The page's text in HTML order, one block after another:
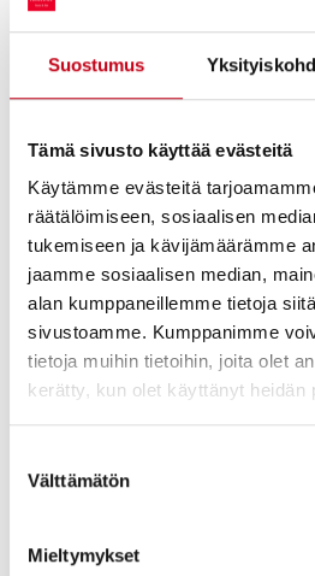
Suostumus
Tämä sivusto käyttää evästeitä
Käytämme evästeitä
räätälöimiseen, sosiaalisen
tukemiseen ja kävijämäärämme
jaamme sosiaalisen median,
alan kumppaneillemme tietoja
sivustoamme. Kumppanimme
tietoja muihin tietoihin, joita olet
kerätty, kun olet käyttänyt heidän
valinta
Välttämätön
Mieltymykset
Harvia on suunnitellut kolme erilaista
maisemista ja käydä vilvoittelemassa
olevassa järvivesialtaassa.
”Valitsimme suurimpaan saunaan
saunatekniikan, joka takaa tasaisen
lämpenemisen. Saunatekniikka
olevat höyrystimet, jotka tekevät
miellyttävän luoden
myyntijohtajaAnssi Pelkonen.
Toisen pienemmän saunan muotoilu
perinteisestä savusaunasta ja sen
rustiikkipaneelia. Kolmas sauna
on hyödynnetty lasia ja pelkistettyä
vetovoimaisimmista